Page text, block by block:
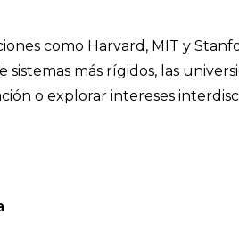
como Harvard, MIT y
más rígidos, las
o explorar intereses